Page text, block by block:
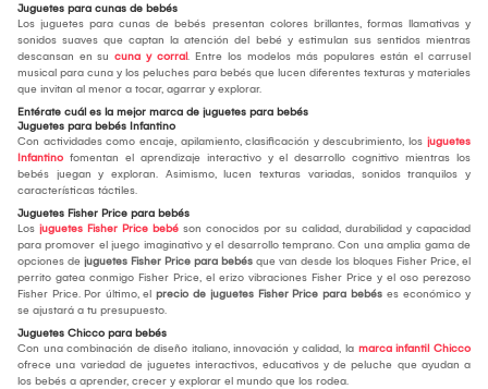
Juguetes para cunas de bebés
Los juguetes para cunas de bebés presentan colores brillantes, formas llamativas y
sonidos suaves que captan la atención del bebé y estimulan sus sentidos mientras
descansan en su cuna y corral. Entre los modelos más populares están el carrusel
musical para cuna y los peluches para bebés que lucen diferentes texturas y materiales
que invitan al menor a tocar, agarrar y explorar.
Entérate cuál es la mejor marca de juguetes para bebés
Juguetes para bebés Infantino
Con actividades como encaje, apilamiento, clasificación y descubrimiento, los juguetes
Infantino fomentan el aprendizaje interactivo y el desarrollo cognitivo mientras los
bebés juegan y exploran. Asimismo, lucen texturas variadas, sonidos tranquilos y
características táctiles.
Juguetes Fisher Price para bebés
Los juguetes Fisher Price bebé son conocidos por su calidad, durabilidad y capacidad
para promover el juego imaginativo y el desarrollo temprano. Con una amplia gama de
opciones de juguetes Fisher Price para bebés que van desde los bloques Fisher Price, el
perrito gatea conmigo Fisher Price, el erizo vibraciones Fisher Price y el oso perezoso
Fisher Price. Por último, el precio de juguetes Fisher Price para bebés es económico y
se ajustará a tu presupuesto.
Juguetes Chicco para bebés
Con una combinación de diseño italiano, innovación y calidad, la marca infantil Chicco
ofrece una variedad de juguetes interactivos, educativos y de peluche que ayudan a
los bebés a aprender, crecer y explorar el mundo que los rodea.